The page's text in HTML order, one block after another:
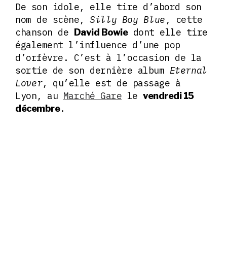
De son idole, elle tire d’abord son
nom de scène, Silly Boy Blue , cette
chanson de David Bowiedont elle tire
également l’influence d’une pop
d’orfèvre. C’est à l’occasion de la
sortie de son dernière album Eternal
Lover, qu’elle est de passage à
Lyon, au Marché Gare le vendredi 15
décembre.